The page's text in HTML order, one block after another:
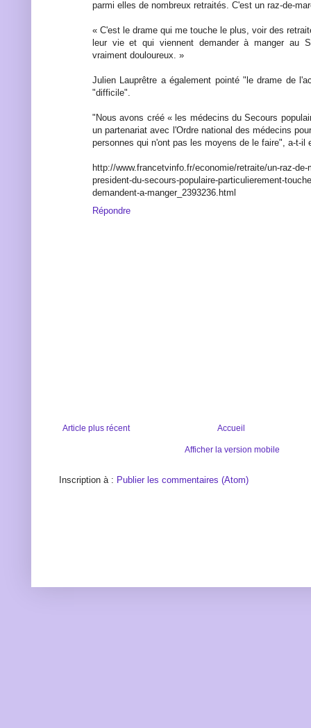
parmi elles de nombreux retraités. C'est un raz-de-
« C'est le drame qui me touche le plus, voir des
leur vie et qui viennent demander à manger au
vraiment douloureux. »
Julien Lauprêtre a également pointé "le drame de
"difficile".
"Nous avons créé « les médecins du Secours
un partenariat avec l'Ordre national des médecins
personnes qui n'ont pas les moyens de le faire", a-t-il
http://www.francetvinfo.fr/economie/retraite/un-raz-de-
president-du-secours-populaire-particulierement-
demandent-a-manger_2393236.html
Répondre
Article plus récent Accueil
Afficher la version mobile
Inscription à : Publier les commentaires (Atom)